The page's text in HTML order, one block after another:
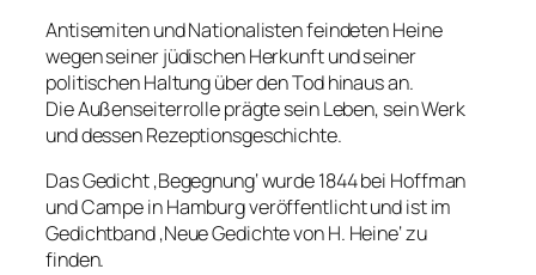
Antisemiten und Nationalisten feindeten Heine
wegen seiner jüdischen Herkunft und seiner
politischen Haltung über den Tod hinaus an.
Die Außenseiterrolle prägte sein Leben, sein Werk
und dessen Rezeptionsgeschichte.
Das Gedicht ‚Begegnung‘ wurde 1844 bei Hoffman
und Campe in Hamburg veröffentlicht und ist im
Gedichtband ‚Neue Gedichte von H. Heine‘ zu
finden.